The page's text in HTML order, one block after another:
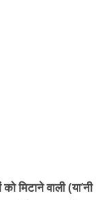
मिटाने वाली (या‘नी